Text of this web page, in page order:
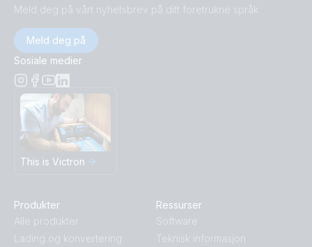
Meld deg på vårt nyhetsbrev på ditt foretrukne språk
Meld deg på
Sosiale medier
This is Victron
Produkter
Alle produkter
Lading og konvertering
Ressurser
Software
Teknisk informasjon